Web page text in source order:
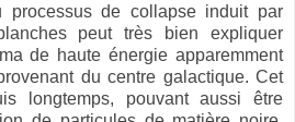
processus de collapse induit par
peut très bien expliquer
de haute énergie apparemment
du centre galactique. Cet
longtemps, pouvant aussi être